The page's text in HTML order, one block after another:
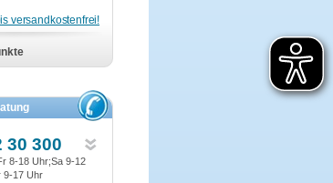
versandkostenfrei!
30 300
8-18 Uhr;Sa 9-12
9-17 Uhr